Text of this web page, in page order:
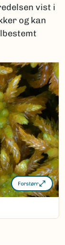
vist i
og kan
Forstørr